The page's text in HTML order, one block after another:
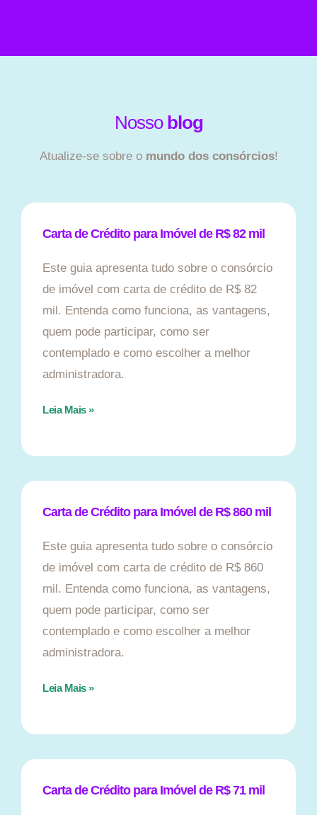
Nosso blog
Atualize-se sobre o mundo dos consórcios!
Carta de Crédito para Imóvel de R$ 82 mil
Este guia apresenta tudo sobre o consórcio
de imóvel com carta de crédito de R$ 82
mil. Entenda como funciona, as vantagens,
quem pode participar, como ser
contemplado e como escolher a melhor
administradora.
Leia Mais »
Carta de Crédito para Imóvel de R$ 860 mil
Este guia apresenta tudo sobre o consórcio
de imóvel com carta de crédito de R$ 860
mil. Entenda como funciona, as vantagens,
quem pode participar, como ser
contemplado e como escolher a melhor
administradora.
Leia Mais »
Carta de Crédito para Imóvel de R$ 71 mil